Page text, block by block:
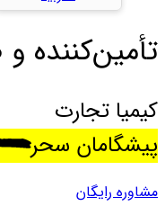
تأمین‌کننده و
کیمیا تجارت
پیشگامان سحر
مشاوره رایگان